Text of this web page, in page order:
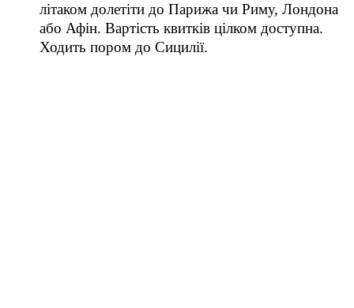
літаком долетіти до Парижа чи Риму, Лондона
або Афін. Вартість квитків цілком доступна.
Ходить пором до Сицилії.